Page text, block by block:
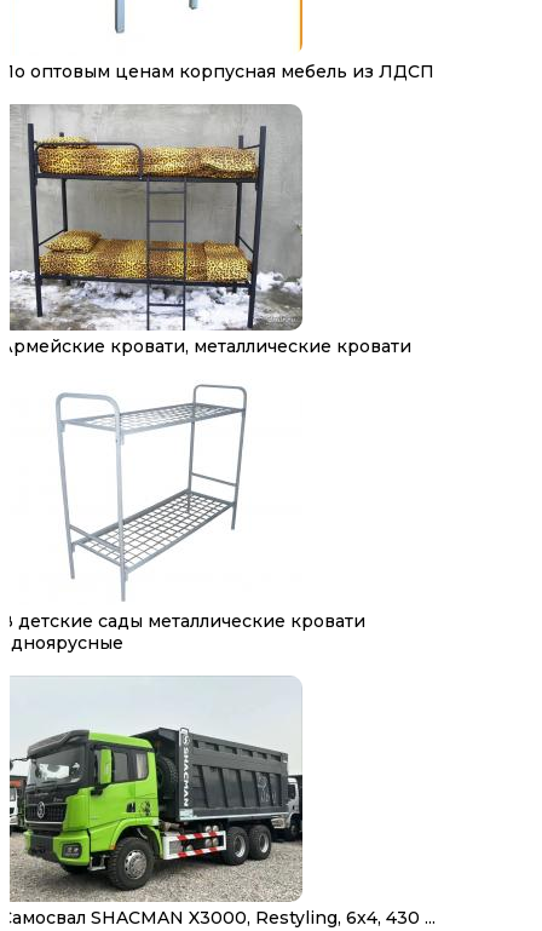
По оптовым ценам корпусная мебель из ЛДСП
Армейские кровати, металлические кровати
В детские сады металлические кровати
одноярусные
Самосвал SHACMAN X3000, Restyling, 6х4, 430 ...